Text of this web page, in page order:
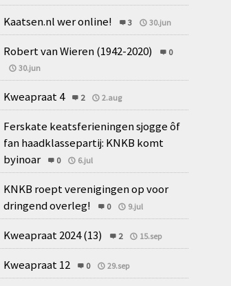
Kaatsen.nl wer online! 3 30.jun
Robert van Wieren (1942-2020)
0
30.jun
Kweapraat 4 2 2.aug
Ferskate keatsferieningen sjogge ôf
fan haadklassepartij: KNKB komt
byinoar
0 6.jul
KNKB roept verenigingen op voor
dringend overleg!
0 9.jul
Kweapraat 2024 (13) 2 15.sep
Kweapraat 12 0 29.sep